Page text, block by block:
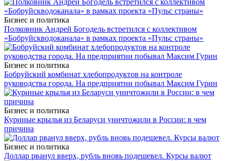
Бизнес и политика
Полковник Андрей Богодель встретился с коллективом
«Бобруйскводоканала» в рамках проекта «Пульс страны»
Бизнес и политика
Бобруйский комбинат хлебопродуктов на контроле
руководства города. На предприятии побывал Максим Гурин
Бизнес и политика
Куриные крылья из Беларуси уничтожили в России: в чем
причина
Бизнес и политика
Доллар рванул вверх, рубль вновь подешевел. Курсы валют